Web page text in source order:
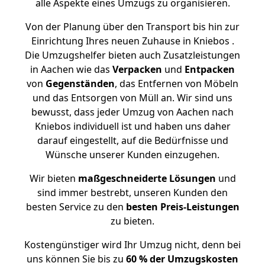
alle Aspekte eines Umzugs zu organisieren.
Von der Planung über den Transport bis hin zur
Einrichtung Ihres neuen Zuhause in Kniebos .
Die Umzugshelfer bieten auch Zusatzleistungen
in Aachen wie das Verpacken und Entpacken
von Gegenständen, das Entfernen von Möbeln
und das Entsorgen von Müll an. Wir sind uns
bewusst, dass jeder Umzug von Aachen nach
Kniebos individuell ist und haben uns daher
darauf eingestellt, auf die Bedürfnisse und
Wünsche unserer Kunden einzugehen.
Wir bieten maßgeschneiderte Lösungen und
sind immer bestrebt, unseren Kunden den
besten Service zu den besten Preis-Leistungen
zu bieten.
Kostengünstiger wird Ihr Umzug nicht, denn bei
uns können Sie bis zu 60 % der Umzugskosten